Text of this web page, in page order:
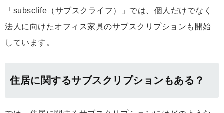
「subsclife（サブスクライフ）」では、個人だけでなく
法人に向けたオフィス家具のサブスクリプションも開始
しています。
住居に関するサブスクリプションもある？